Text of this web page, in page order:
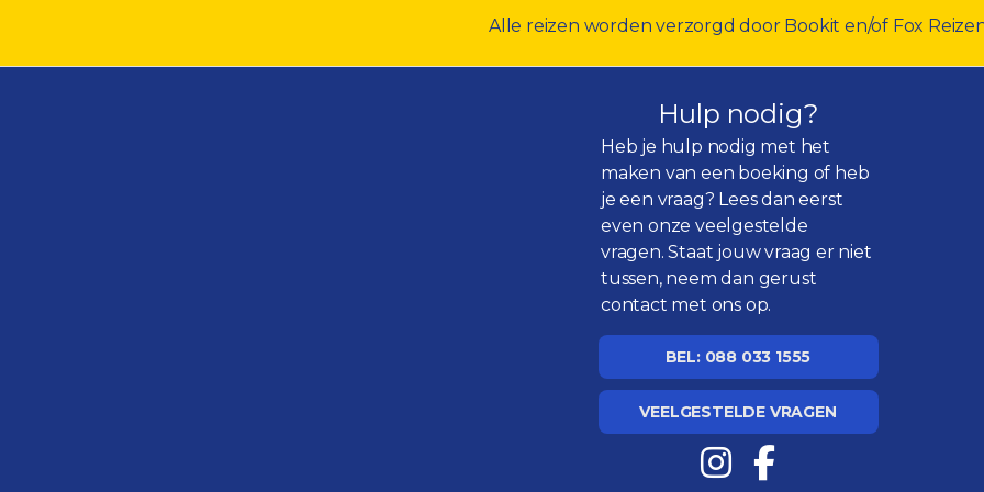
Alle reizen worden verzorgd door Bookit en/of Fox
Hulp nodig?
Heb je hulp nodig met het
maken van een boeking of heb
je een vraag? Lees dan eerst
even onzeveelgestelde
vragen. Staat jouw vraag er niet
tussen, neem dan gerust
contact met ons op.
BEL: 088 033 1555
VEELGESTELDE VRAGEN